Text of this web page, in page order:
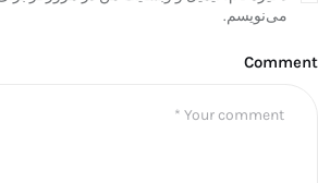
می‌نویسم.
Comment